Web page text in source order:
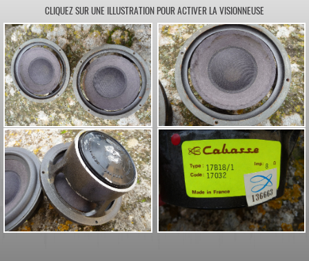
CLIQUEZ SUR UNE ILLUSTRATION POUR ACTIVER LA VISIONNEUSE